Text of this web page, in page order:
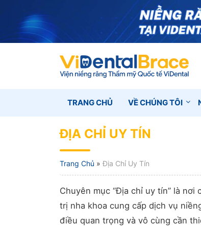
TRANG CHỦ VỀ CHÚNG TÔI
ĐỊA CHỈ UY TÍN
Trang Chủ »Địa Chỉ Uy Tín
Chuyên mục “Địa chỉ uy tín” là
trị nha khoa cung cấp dịch vụ
điều quan trọng và vô cùng cần